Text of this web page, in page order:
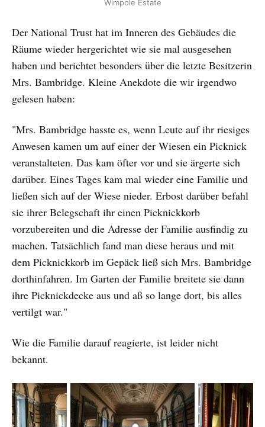
Wimpole Estate
Der National Trust hat im Inneren des Gebäudes die
Räume wieder hergerichtet wie sie mal ausgesehen
haben und berichtet besonders über die letzte Besitzerin
Mrs. Bambridge. Kleine Anekdote die wir irgendwo
gelesen haben:
"Mrs. Bambridge hasste es, wenn Leute auf ihr riesiges
Anwesen kamen um auf einer der Wiesen ein Picknick
veranstalteten. Das kam öfter vor und sie ärgerte sich
darüber. Eines Tages kam mal wieder eine Familie und
ließen sich auf der Wiese nieder. Erbost darüber befahl
sie ihrer Belegschaft ihr einen Picknickkorb
vorzubereiten und die Adresse der Familie ausfindig zu
machen. Tatsächlich fand man diese heraus und mit
dem Picknickkorb im Gepäck ließ sich Mrs. Bambridge
dorthinfahren. Im Garten der Familie breitete sie dann
ihre Picknickdecke aus und aß so lange dort, bis alles
vertilgt war."
Wie die Familie darauf reagierte, ist leider nicht
bekannt.